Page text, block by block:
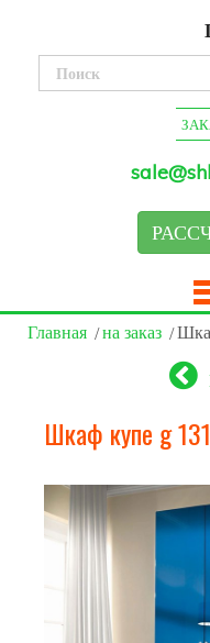
Главная на заказ
Шкаф купе g 131